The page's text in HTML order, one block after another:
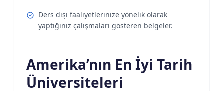
Ders dışı faaliyetlerinize yönelik olarak
yaptığınız çalışmaları gösteren belgeler.
Amerika’nın En İyi Tarih
Üniversiteleri